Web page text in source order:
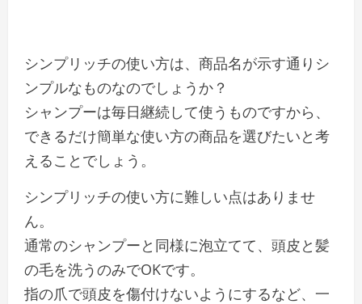
シンプリッチの使い方は、商品名が示す通りシ
ンプルなものなのでしょうか？
シャンプーは毎日継続して使うものですから、
できるだけ簡単な使い方の商品を選びたいと考
えることでしょう。
シンプリッチの使い方に難しい点はありませ
ん。
通常のシャンプーと同様に泡立てて、頭皮と髪
の毛を洗うのみでOKです。
指の爪で頭皮を傷付けないようにするなど、一